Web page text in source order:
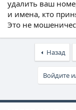
удалить ваш
и имена, кто
Это не
Назад
Войдите